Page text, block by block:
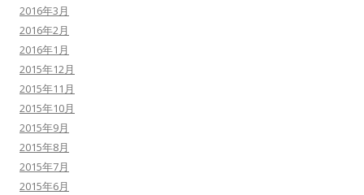
2016年3月
2016年2月
2016年1月
2015年12月
2015年11月
2015年10月
2015年9月
2015年8月
2015年7月
2015年6月